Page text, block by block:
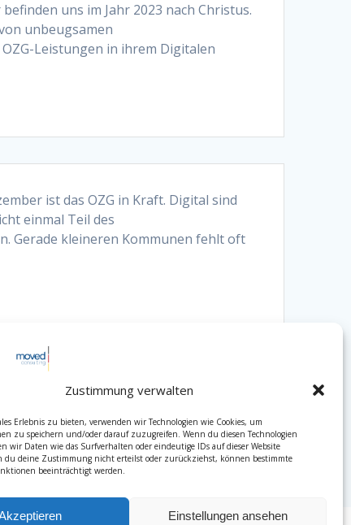
Zustimmung verwalten
Erlebnis zu bieten, verwenden wir Technologien wie Cookies, um
zu speichern und/oder darauf zuzugreifen. Wenn du diesen Technologien
wir Daten wie das Surfverhalten oder eindeutige IDs auf dieser Website
du deine Zustimmung nicht erteilst oder zurückziehst, können bestimmte
beeinträchtigt werden.
Einstellungen ansehen
uns im Jahr 2023 nach Christus.
unbeugsamen
Leistungen in ihrem Digitalen
ist das OZG in Kraft. Digital sind
einmal Teil des
Gerade kleineren Kommunen fehlt oft